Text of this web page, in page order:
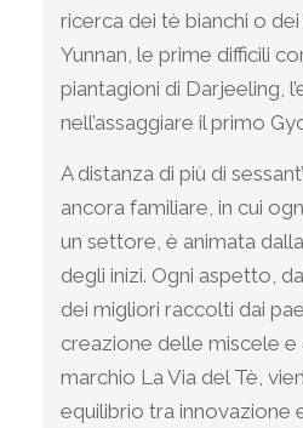
ricerca dei tè bianchi o
Yunnan, le prime difficili
piantagioni di Darjeeling,
nell’assaggiare il primo
A distanza di più di
ancora familiare, in cui
un settore, è animata
degli inizi. Ogni aspetto,
dei migliori raccolti dai
creazione delle miscele
marchio La Via del Tè,
equilibrio tra innovazione